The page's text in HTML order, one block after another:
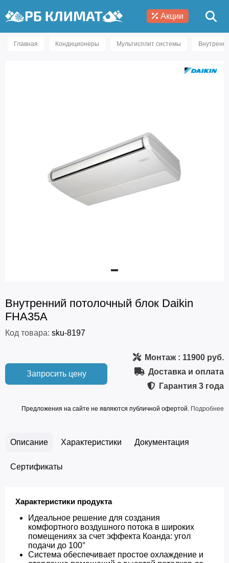
Акции
Главная Кондиционеры Мультисплит системы
Внутренний потолочный блок Daikin
FHA35A
Код товара: sku-8197
Запросить цену
Монтаж: 11900 руб.
Доставка и оплата
Гарантия 3 года
Предложения на сайте не являются публичной офертой. Подробнее
Описание Характеристики Документация
Сертификаты
Характеристики продукта
Идеальное решение для создания
комфортного воздушного потока в широких
помещениях за счет эффекта Коанда: угол
подачи до 100°
Система обеспечивает простое охлаждение и